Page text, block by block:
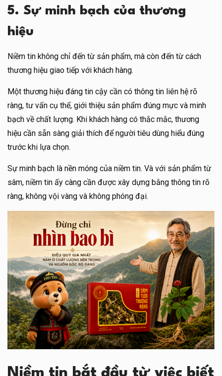
5. Sự minh bạch của thương
hiệu
Niềm tin không chỉ đến từ sản phẩm, mà còn đến từ cách
thương hiệu giao tiếp với khách hàng.
Một thương hiệu đáng tin cậy cần có thông tin liên hệ rõ
ràng, tư vấn cụ thể, giới thiệu sản phẩm đúng mực và minh
bạch về chất lượng. Khi khách hàng có thắc mắc, thương
hiệu cần sẵn sàng giải thích để người tiêu dùng hiểu đúng
trước khi lựa chọn.
Sự minh bạch là nền móng của niềm tin. Và với sản phẩm từ
sâm, niềm tin ấy càng cần được xây dựng bằng thông tin rõ
ràng, không vội vàng và không phóng đại.